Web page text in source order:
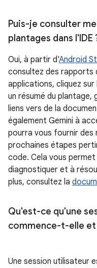
Puis-je consulter
plantages dans l'IDE
Oui, à partir d'Android
consultez des rapports
applications, cliquez
un résumé du
liens vers de la
également Gemini à
pourra vous fournir des
prochaines étapes
code. Cela vous
diagnostiquer et à
plus, consultez la
Qu'est-ce qu'une
commence-t-elle
Une session utilisateur